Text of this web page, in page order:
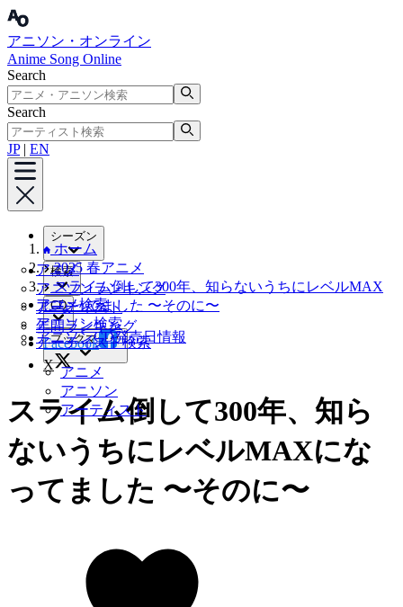
アニソン・オンライン
Anime Song Online
Search
Search
JP| EN
シーズン
アニメ
アニソンランキング
アーティスト
年間ランキング
検索
アニメ検索
アニソン検索
アーティスト検索
CD
アニソンCD発売日情報
ブックマーク
アニメ
アニソン
アーティスト
ホーム
2025 春アニメ
スライム倒して300年、知らないうちにレベルMAX
になってました 〜そのに〜
Facebook
X
スライム倒して300年、知ら
ないうちにレベルMAXにな
ってました 〜そのに〜